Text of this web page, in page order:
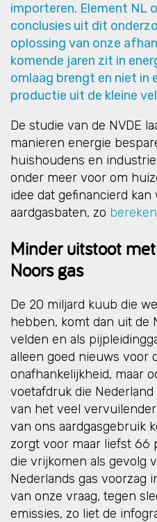
importeren. Element NL
conclusies uit dit
oplossing van onze
komende jaren zit in
omlaag brengt en niet in
productie uit de kleine
De studie van de NVDE
manieren energie
huishoudens en
onder meer voor om
idee dat gefinancierd
aardgasbaten, zo
Minder uitstoot
Noors gas
De 20 miljard kuub die
hebben, komt dan uit de
velden en als
alleen goed nieuws voor
onafhankelijkheid, maar
voetafdruk die
van het veel
van ons aardgasgebruik
zorgt voor maar liefst 66
die vrijkomen als gevolg
Nederlands gas voorzag
van onze vraag, tegen
emissies, zo liet de